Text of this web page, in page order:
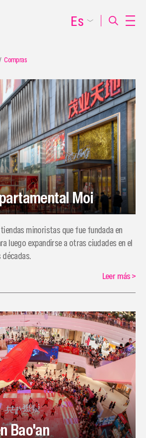
Compras
Moi
minoristas que fue fundada en
luego expandirse a otras ciudades en el
Leer más>
Bao'an
Es